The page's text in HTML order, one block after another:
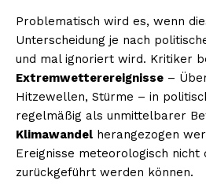
Problematisch wird es, wenn
Unterscheidung je nach
und mal ignoriert wird. Kritiker
Extremwetterereignisse –
Hitzewellen, Stürme – in
regelmäßig als unmittelbarer
Klimawandel herangezogen
Ereignisse meteorologisch nicht
zurückgeführt werden können.